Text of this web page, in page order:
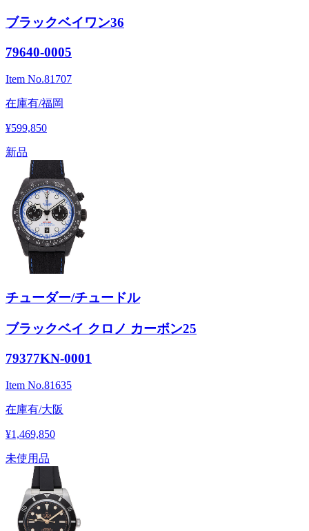
ブラックベイワン36
79640-0005
Item No.81707
在庫有/福岡
¥599,850
新品
チューダー/チュードル
ブラックベイ クロノ カーボン25
79377KN-0001
Item No.81635
在庫有/大阪
¥1,469,850
未使用品